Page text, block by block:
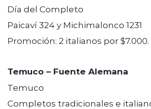
Día del Completo
Paicaví 324 y Michimalonco 1231
Promoción: 2 italianos por $7.000.
Temuco – Fuente Alemana
Temuco
Completos tradicionales e